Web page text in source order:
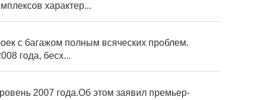
характер...
с багажом полным всяческих проблем.
года, бесх...
2007 года.Об этом заявил премьер-